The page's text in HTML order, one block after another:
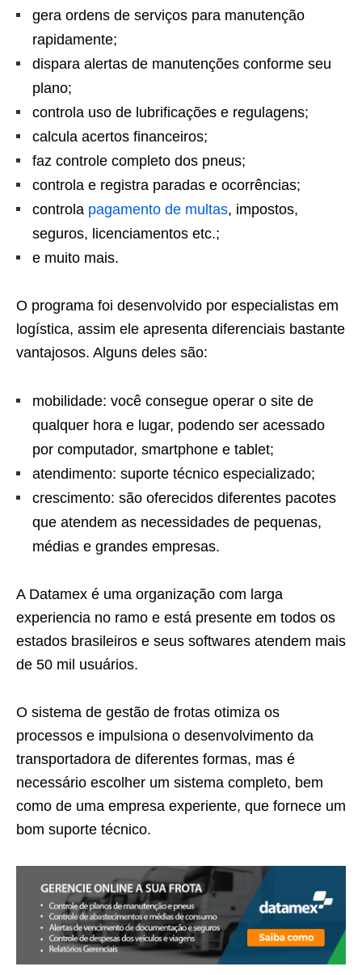
gera ordens de serviços para manutenção
rapidamente;
dispara alertas de manutenções conforme seu
plano;
controla uso de lubrificações e regulagens;
calcula acertos financeiros;
faz controle completo dos pneus;
controla e registra paradas e ocorrências;
controla pagamento de multas, impostos,
seguros, licenciamentos etc.;
e muito mais.
O programa foi desenvolvido por especialistas em
logística, assim ele apresenta diferenciais bastante
vantajosos. Alguns deles são:
mobilidade: você consegue operar o site de
qualquer hora e lugar, podendo ser acessado
por computador, smartphone e tablet;
atendimento: suporte técnico especializado;
crescimento: são oferecidos diferentes pacotes
que atendem as necessidades de pequenas,
médias e grandes empresas.
A Datamex é uma organização com larga
experiencia no ramo e está presente em todos os
estados brasileiros e seus softwares atendem mais
de 50 mil usuários.
O sistema de gestão de frotas otimiza os
processos e impulsiona o desenvolvimento da
transportadora de diferentes formas, mas é
necessário escolher um sistema completo, bem
como de uma empresa experiente, que fornece um
bom suporte técnico.